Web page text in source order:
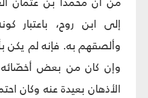
إلى ابن روح، باعتبار
وألصقهم به. فإنه لم يكن
وإن كان من بعض
الأذهان بعيدة عنه وكان